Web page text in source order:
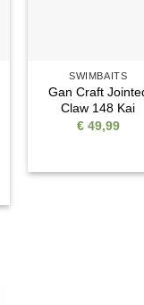
SWIMBAITS
Gan Craft
Claw 148 Kai
€49,99